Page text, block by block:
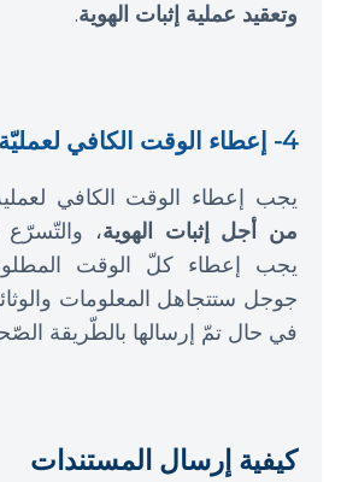
وتعقيد عملية إثبات الهوية.
4- إعطاء الوقت الكافي لعمليّة إثبات الهويّة
يجب إعطاء الوقت الكافي
من أجل إثبات الهوية،
يجب إعطاء كلّ الوقت
جوجل ستتجاهل المعلومات
في حال تمّ إرسالها بالطّريقة
كيفية إرسال المستندات